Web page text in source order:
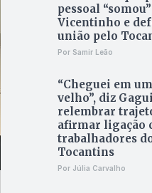
pessoal
Vicentinho e
união pelo
Por Samir Leão
“Cheguei em
velho”, diz
relembrar
afirmar ligação
trabalhadores
Tocantins
Por Júlia Carvalho